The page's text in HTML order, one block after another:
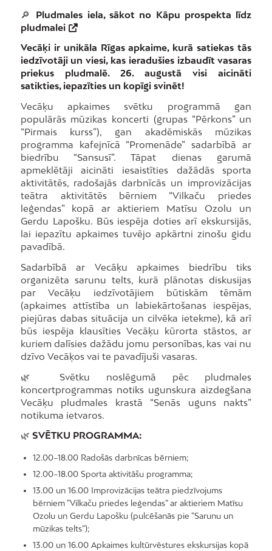
🔎 Pludmales iela, sākot no Kāpu prospekta līdz
pludmalei
Vecāķi ir unikāla Rīgas apkaime, kurā satiekas tās
iedzīvotāji un viesi, kas ieradušies izbaudīt vasaras
priekus pludmalē. 26. augustā visi aicināti
satikties, iepazīties un kopīgi svinēt!
Vecāķu apkaimes svētku programmā gan
populārās mūzikas koncerti (grupas “Pērkons” un
“Pirmais kurss”), gan akadēmiskās mūzikas
programma kafejnīcā “Promenāde” sadarbībā ar
biedrību “Sansusī”. Tāpat dienas garumā
apmeklētāji aicināti iesaistīties dažādās sporta
aktivitātēs, radošajās darbnīcās un improvizācijas
teātra aktivitātēs bērniem “Vilkaču priedes
leģendas” kopā ar aktieriem Matīsu Ozolu un
Gerdu Lapošku. Būs iespēja doties arī ekskursijās,
lai iepazītu apkaimes tuvējo apkārtni zinošu gidu
pavadībā.
Sadarbībā ar Vecāķu apkaimes biedrību tiks
organizēta sarunu telts, kurā plānotas diskusijas
par Vecāķu iedzīvotājiem būtiskām tēmām
(apkaimes attīstība un labiekārtošanas iespējas,
piejūras dabas situācija un cilvēka ietekme), kā arī
būs iespēja klausīties Vecāķu kūrorta stāstos, ar
kuriem dalīsies dažādu jomu personības, kas vai nu
dzīvo Vecāķos vai te pavadījuši vasaras.
🌿 Svētku noslēgumā pēc pludmales
koncertprogrammas notiks ugunskura aizdegšana
Vecāķu pludmales krastā “Senās uguns nakts”
notikuma ietvaros.
🌿 SVĒTKU PROGRAMMA:
12.00–18.00 Radošās darbnīcas bērniem;
12.00–18.00 Sporta aktivitāšu programma;
13.00 un 16.00 Improvizācijas teātra piedzīvojums
bērniem “Vilkaču priedes leģendas” ar aktieriem Matīsu
Ozolu un Gerdu Lapošku (pulcēšanās pie “Sarunu un
mūzikas telts”);
13.00 un 16.00 Apkaimes kultūrvēstures ekskursijas kopā